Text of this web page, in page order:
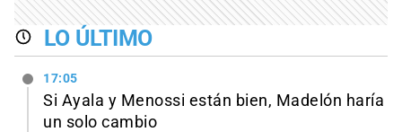
LO ÚLTIMO
17:05
Si Ayala y Menossi están bien, Madelón haría
un solo cambio